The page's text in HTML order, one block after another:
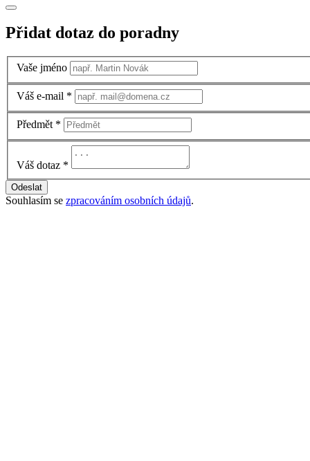
Přidat dotaz do poradny
Vaše jméno
Váš e-mail *
Předmět *
Váš dotaz *
Odeslat
Souhlasím se zpracováním osobních údajů.